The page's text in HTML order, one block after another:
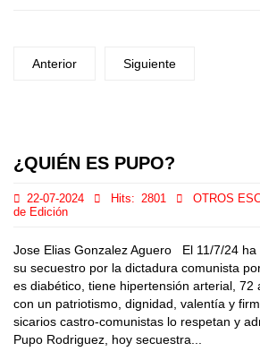
Anterior Siguiente
¿QUIÉN ES PUPO?
22-07-2024 Hits: 2801 OTROS
de Edición
Jose Elias Gonzalez Aguero El 11/7/24
su secuestro por la dictadura comunista
es diabético, tiene hipertensión arterial, 72
con un patriotismo, dignidad, valentía y
sicarios castro-comunistas lo respetan y
Pupo Rodriguez, hoy secuestra...